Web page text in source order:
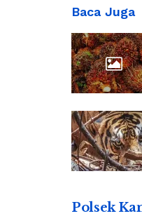
Baca Juga
Polsek